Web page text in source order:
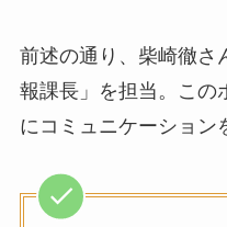
前述の通り、柴崎徹さ
報課長」を担当。この
にコミュニケーション